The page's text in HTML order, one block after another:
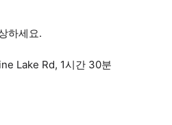
하세요.
Lake Rd, 1시간 30분